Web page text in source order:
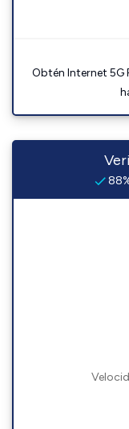
Obtén Internet 5G